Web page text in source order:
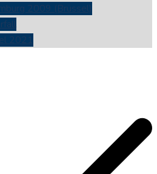
2009 (Brüssel)
2021